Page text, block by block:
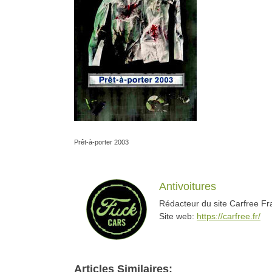
Prêt-à-porter 2003
Antivoitures
Rédacteur du site Carfree
Site web: https://carfree.fr/
Articles Similaires: